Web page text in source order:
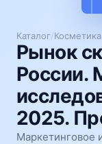
Каталог/
Рынок
России.
2025.
Маркетинговое